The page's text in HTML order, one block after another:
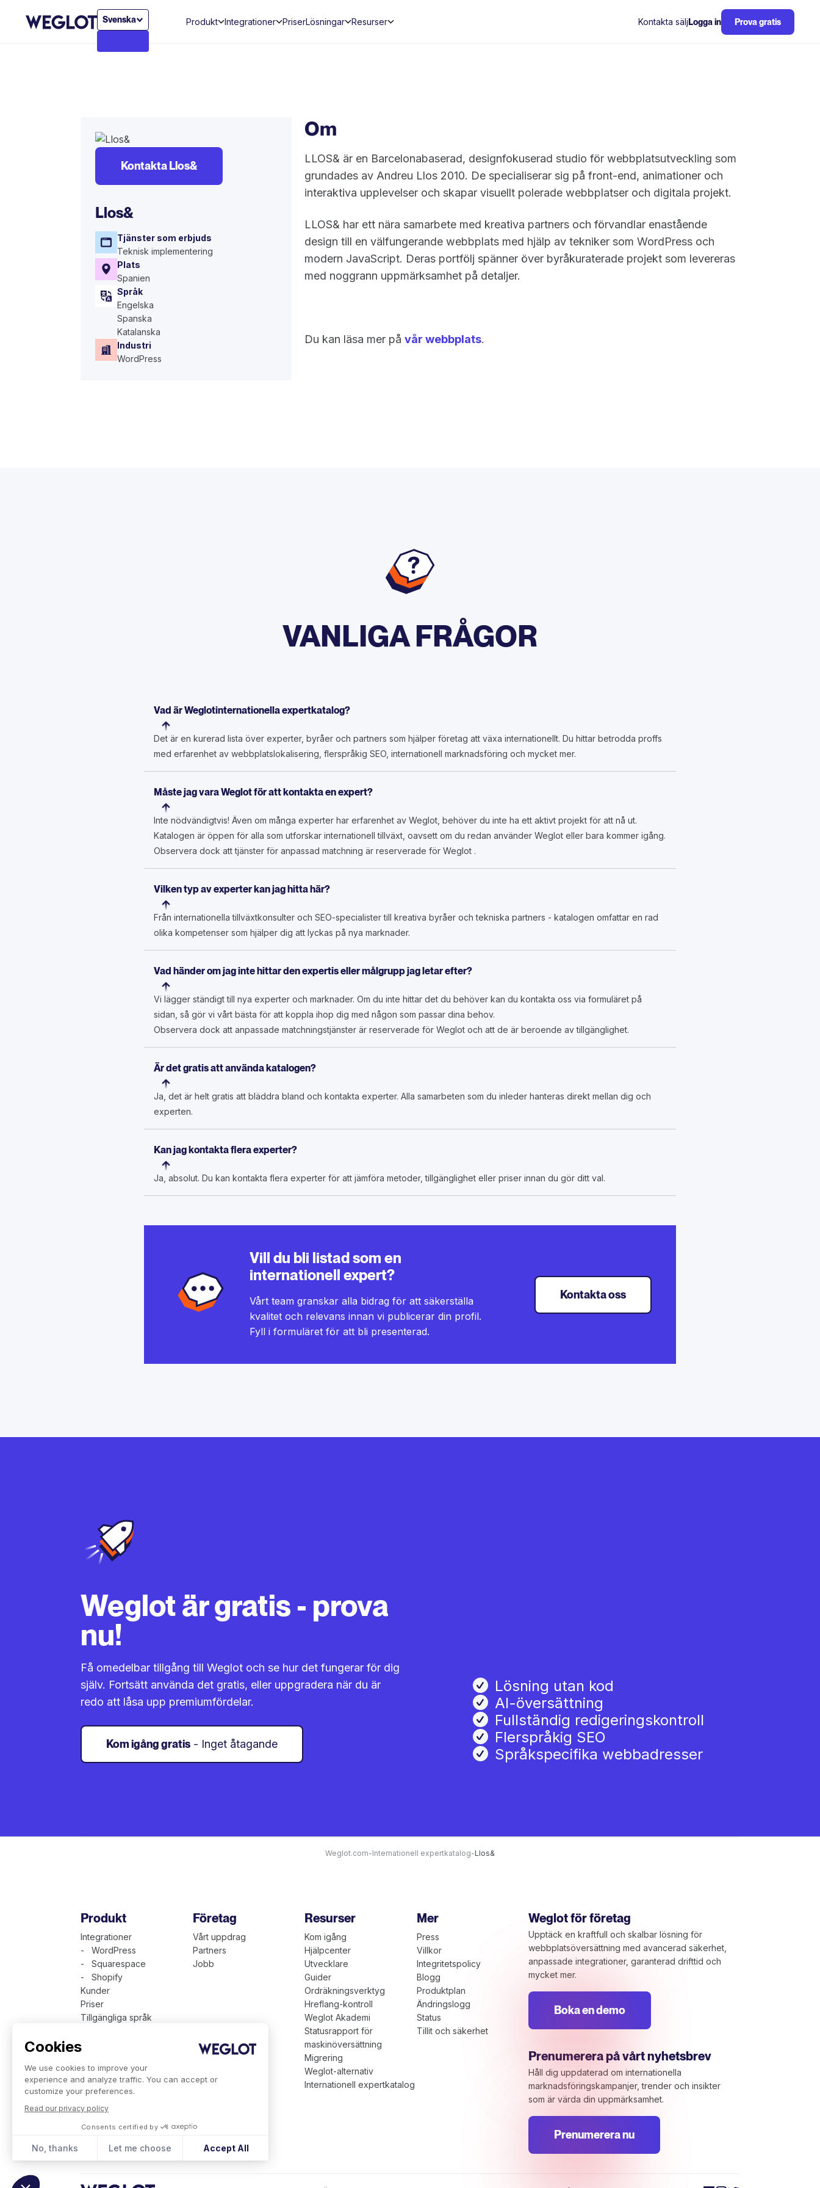
Cookies
We use cookies to improve your
experience and analyze traffic. You can accept or
customize your preferences.
Read our privacy policy
Consents certified by
No, thanks Let me choose
Accept All
Our platform empowers you to tailor and manage your privacy settings, ensuring compliance with regulations. Customize your preferences to control how your information
Svenska Produkt Integrationer PriserLösningar Resurser Kontakta sälj Logga in Prova gratis
Kontakta Llos&
Llos&
Tjänster som erbjuds
Teknisk implementering
Plats
Spanien
Språk
Engelska
Spanska
Katalanska
Industri
WordPress
Om
LLOS& är en Barcelonabaserad, designfokuserad studio för webbplatsutveckling som
grundades av Andreu Llos 2010. De specialiserar sig på front-end, animationer och
interaktiva upplevelser och skapar visuellt polerade webbplatser och digitala projekt.
LLOS& har ett nära samarbete med kreativa partners och förvandlar enastående
design till en välfungerande webbplats med hjälp av tekniker som WordPress och
modern JavaScript. Deras portfölj spänner över byråkuraterade projekt som levereras
med noggrann uppmärksamhet på detaljer.
Du kan läsa mer påvår webbplats.
VANLIGA FRÅGOR
Vad är Weglotinternationella expertkatalog?
Det är en kurerad lista över experter, byråer och partners som hjälper företag att växa internationellt. Du hittar betrodda proffs
med erfarenhet av webbplatslokalisering, flerspråkig SEO, internationell marknadsföring och mycket mer.
Måste jag vara Weglot för att kontakta en expert?
Inte nödvändigtvis! Även om många experter har erfarenhet av Weglot, behöver du inte ha ett aktivt projekt för att nå ut.
Katalogen är öppen för alla som utforskar internationell tillväxt, oavsett om du redan använder Weglot eller bara kommer igång.
Observera dock att tjänster för anpassad matchning är reserverade för Weglot .
Vilken typ av experter kan jag hitta här?
Från internationella tillväxtkonsulter och SEO-specialister till kreativa byråer och tekniska partners - katalogen omfattar en rad
olika kompetenser som hjälper dig att lyckas på nya marknader.
Vad händer om jag inte hittar den expertis eller målgrupp jag letar efter?
Vi lägger ständigt till nya experter och marknader. Om du inte hittar det du behöver kan du kontakta oss via formuläret på
sidan, så gör vi vårt bästa för att koppla ihop dig med någon som passar dina behov.
Observera dock att anpassade matchningstjänster är reserverade för Weglot och att de är beroende av tillgänglighet.
Är det gratis att använda katalogen?
Ja, det är helt gratis att bläddra bland och kontakta experter. Alla samarbeten som du inleder hanteras direkt mellan dig och
experten.
Kan jag kontakta flera experter?
Ja, absolut. Du kan kontakta flera experter för att jämföra metoder, tillgänglighet eller priser innan du gör ditt val.
Vill du bli listad som en
internationell expert?
Vårt team granskar alla bidrag för att säkerställa
kvalitet och relevans innan vi publicerar din profil.
Fyll i formuläret för att bli presenterad.
Kontakta oss
Weglot är gratis - prova
nu!
Få omedelbar tillgång till Weglot och se hur det fungerar för dig
själv. Fortsätt använda det gratis, eller uppgradera när du är
redo att låsa upp premiumfördelar.
Kom igång gratis - Inget åtagande
Lösning utan kod
AI-översättning
Fullständig redigeringskontroll
Flerspråkig SEO
Språkspecifika webbadresser
Weglot.com-Internationell expertkatalog-Llos&
Produkt
Integrationer
- WordPress
- Squarespace
- Shopify
Kunder
Priser
Tillgängliga språk
Weglot för företag
Företag
Vårt uppdrag
Partners
Jobb
Resurser
Kom igång
Hjälpcenter
Utvecklare
Guider
Ordräkningsverktyg
Hreflang-kontroll
Weglot Akademi
Statusrapport för
maskinöversättning
Migrering
Weglot-alternativ
Internationell expertkatalog
Mer
Press
Villkor
Integritetspolicy
Blogg
Produktplan
Ändringslogg
Status
Tillit och säkerhet
Weglot för företag
Upptäck en kraftfull och skalbar lösning för
webbplatsöversättning med avancerad säkerhet,
anpassade integrationer, garanterad drifttid och
mycket mer.
Boka en demo
Prenumerera på vårt nyhetsbrev
Håll dig uppdaterad om internationella
marknadsföringskampanjer, trender och insikter
som är värda din uppmärksamhet.
Prenumerera nu